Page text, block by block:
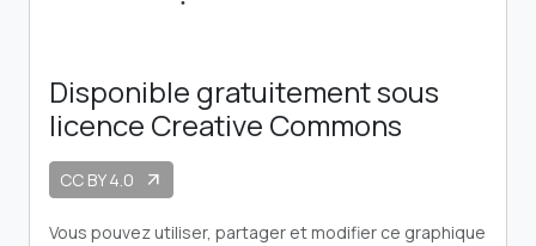
Disponible gratuitement sous
licence Creative Commons
CC BY 4.0 arrow_outward
Vous pouvez utiliser, partager et modifier ce graphique